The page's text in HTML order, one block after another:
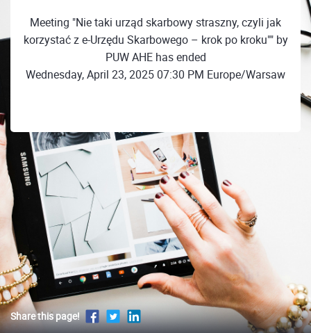
Meeting "Nie taki urząd skarbowy straszny, czyli jak
korzystać z e-Urzędu Skarbowego – krok po kroku"" by
PUW AHE has ended
Wednesday, April 23, 2025 07:30 PM Europe/Warsaw
Share this page!